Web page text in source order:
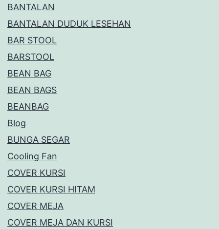
BANTALAN
BANTALAN DUDUK LESEHAN
BAR STOOL
BARSTOOL
BEAN BAG
BEAN BAGS
BEANBAG
Blog
BUNGA SEGAR
Cooling Fan
COVER KURSI
COVER KURSI HITAM
COVER MEJA
COVER MEJA DAN KURSI